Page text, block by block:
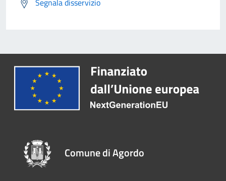
Segnala disservizio
Comune di Agordo